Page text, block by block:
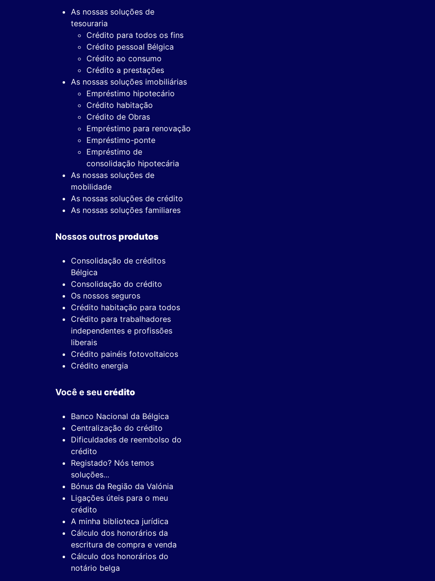
As nossas soluções de
tesouraria
Crédito para todos os fins
Crédito pessoal Bélgica
Crédito ao consumo
Crédito a prestações
As nossas soluções imobiliárias
Empréstimo hipotecário
Crédito habitação
Crédito de Obras
Empréstimo para renovação
Empréstimo-ponte
Empréstimo de
consolidação hipotecária
As nossas soluções de
mobilidade
As nossas soluções de crédito
As nossas soluções familiares
Nossos outrosprodutos
Consolidação de créditos
Bélgica
Consolidação do crédito
Os nossos seguros
Crédito habitação para todos
Crédito para trabalhadores
independentes e profissões
liberais
Crédito painéis fotovoltaicos
Crédito energia
Você e seu crédito
Banco Nacional da Bélgica
Centralização do crédito
Dificuldades de reembolso do
crédito
Registado? Nós temos
soluções...
Bónus da Região da Valónia
Ligações úteis para o meu
crédito
A minha biblioteca jurídica
Cálculo dos honorários da
escritura de compra e venda
Cálculo dos honorários do
notário belga